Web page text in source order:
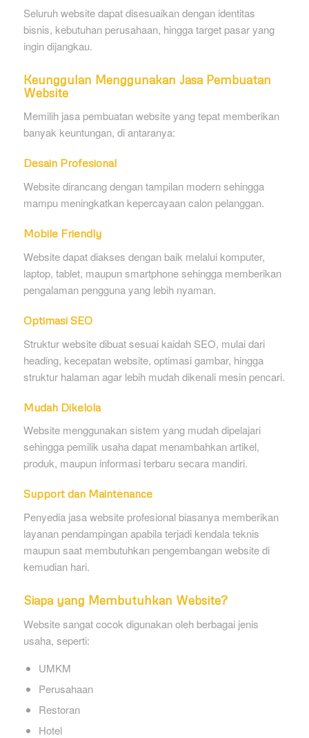
Seluruh website dapat disesuaikan dengan identitas
bisnis, kebutuhan perusahaan, hingga target pasar yang
ingin dijangkau.
Keunggulan Menggunakan Jasa Pembuatan
Website
Memilih jasa pembuatan website yang tepat memberikan
banyak keuntungan, di antaranya:
Desain Profesional
Website dirancang dengan tampilan modern sehingga
mampu meningkatkan kepercayaan calon pelanggan.
Mobile Friendly
Website dapat diakses dengan baik melalui komputer,
laptop, tablet, maupun smartphone sehingga memberikan
pengalaman pengguna yang lebih nyaman.
Optimasi SEO
Struktur website dibuat sesuai kaidah SEO, mulai dari
heading, kecepatan website, optimasi gambar, hingga
struktur halaman agar lebih mudah dikenali mesin pencari.
Mudah Dikelola
Website menggunakan sistem yang mudah dipelajari
sehingga pemilik usaha dapat menambahkan artikel,
produk, maupun informasi terbaru secara mandiri.
Support dan Maintenance
Penyedia jasa website profesional biasanya memberikan
layanan pendampingan apabila terjadi kendala teknis
maupun saat membutuhkan pengembangan website di
kemudian hari.
Siapa yang Membutuhkan Website?
Website sangat cocok digunakan oleh berbagai jenis
usaha, seperti:
UMKM
Perusahaan
Restoran
Hotel